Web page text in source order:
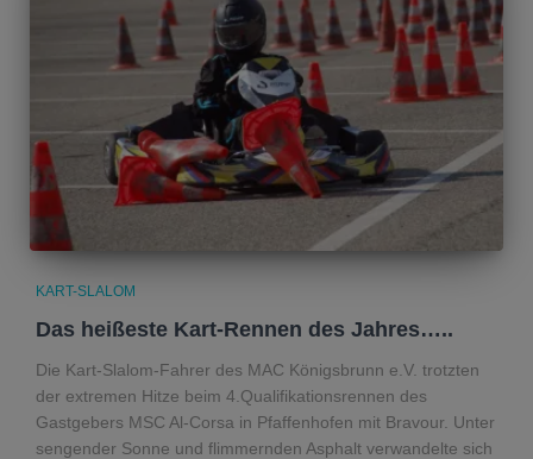
KART-SLALOM
Das heißeste Kart-Rennen des Jahres…..
Die Kart-Slalom-Fahrer des MAC Königsbrunn e.V. trotzten
der extremen Hitze beim 4.Qualifikationsrennen des
Gastgebers MSC Al-Corsa in Pfaffenhofen mit Bravour. Unter
sengender Sonne und flimmernden Asphalt verwandelte sich